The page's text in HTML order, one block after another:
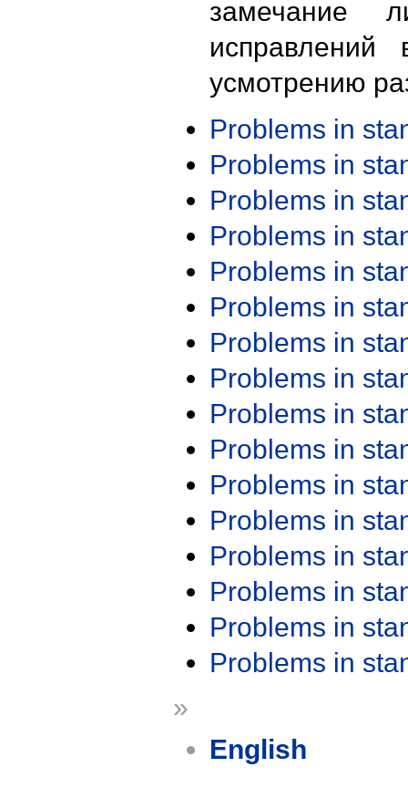
замечание
исправлений
усмотрению
Problems in
Problems in
Problems in
Problems in
Problems in
Problems in
Problems in
Problems in
Problems in
Problems in
Problems in
Problems in
Problems in
Problems in
Problems in
Problems in
»
English